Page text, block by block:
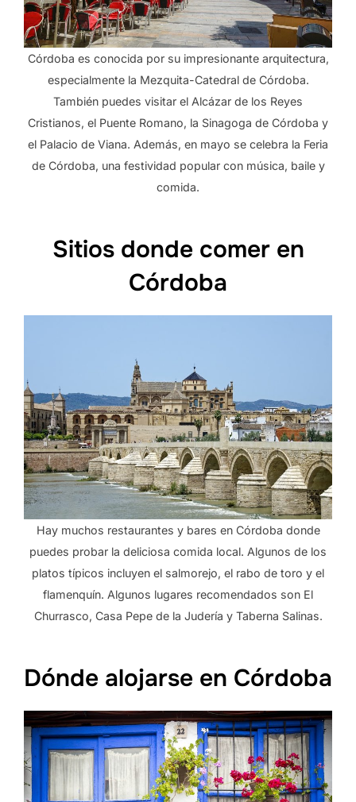
Córdoba es conocida por su impresionante arquitectura,
especialmente la Mezquita-Catedral de Córdoba.
También puedes visitar el Alcázar de los Reyes
Cristianos, el Puente Romano, la Sinagoga de Córdoba y
el Palacio de Viana. Además, en mayo se celebra la Feria
de Córdoba, una festividad popular con música, baile y
comida.
Sitios donde comer en
Córdoba
Hay muchos restaurantes y bares en Córdoba donde
puedes probar la deliciosa comida local. Algunos de los
platos típicos incluyen el salmorejo, el rabo de toro y el
flamenquín. Algunos lugares recomendados son El
Churrasco, Casa Pepe de la Judería y Taberna Salinas.
Dónde alojarse en Córdoba